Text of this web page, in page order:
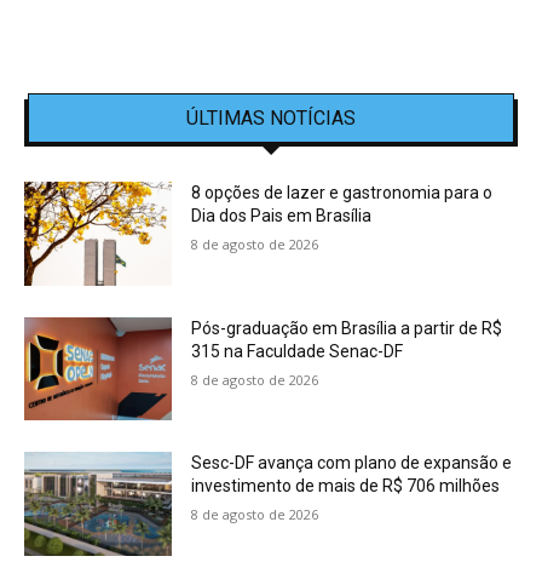
ÚLTIMAS NOTÍCIAS
8 opções de lazer e gastronomia para o
Dia dos Pais em Brasília
8 de agosto de 2026
Pós-graduação em Brasília a partir de R$
315 na Faculdade Senac-DF
8 de agosto de 2026
Sesc-DF avança com plano de expansão e
investimento de mais de R$ 706 milhões
8 de agosto de 2026